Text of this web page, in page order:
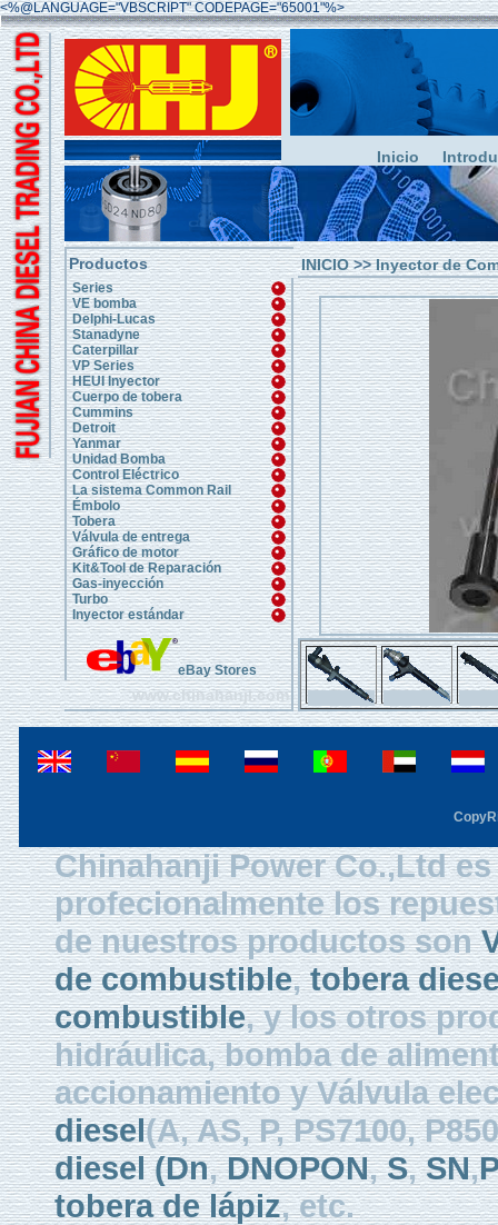
<%@LANGUAGE="VBSCRIPT" CODEPAGE="65001"%>
Inicio
Productos
Series
VE bomba
Delphi-Lucas
Stanadyne
Caterpillar
VP Series
HEUI Inyector
Cuerpo de tobera
Cummins
Detroit
Yanmar
Unidad Bomba
Control Eléctrico
La sistema Common Rail
Émbolo
Tobera
Válvula de entrega
Gráfico de motor
Kit&Tool de Reparación
Gas-inyección
Turbo
Inyector estándar
eBay Stores
www.chinahanji.com
INICIO>>Inyector de
Chinahanji Power Co.,Ltd
profecionalmente los
de nuestros productos son
de combustible,tobera
combustible, y los otros
hidráulica, bomba de
accionamiento y Válvula
diesel(A, AS, P, PS7100,
diesel (Dn,DNOPON,S,SN,
tobera de lápiz, etc.